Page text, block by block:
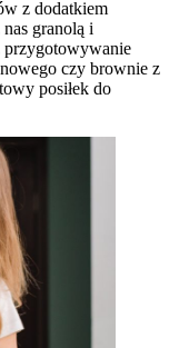
z dodatkiem
granolą i
przygotowywanie
czy brownie z
posiłek do